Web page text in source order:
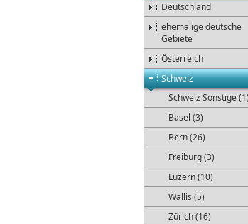
Deutschland
ehemalige deutsche
Gebiete
Österreich
Schweiz
Schweiz Sonstige (1)
Basel (3)
Bern (26)
Freiburg (3)
Luzern (10)
Wallis (5)
Zürich (16)